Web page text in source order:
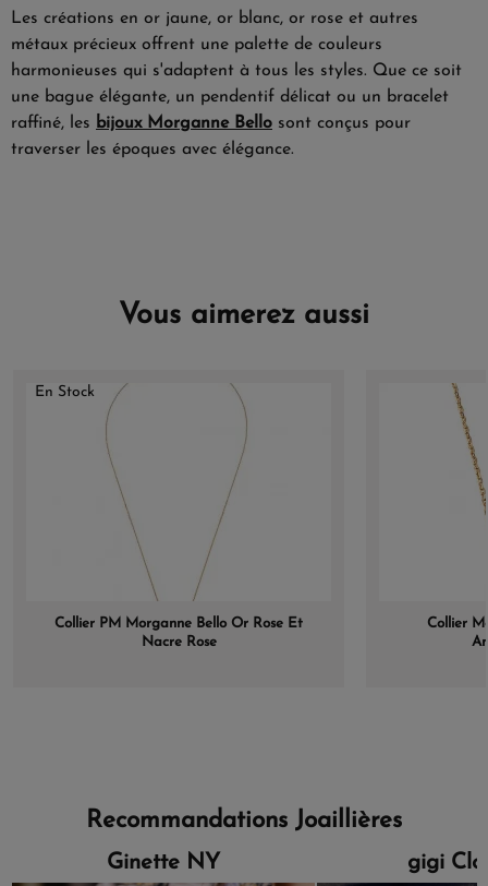
Les créations en or jaune, or blanc, or rose et autres
métaux précieux offrent une palette de couleurs
harmonieuses qui s'adaptent à tous les styles. Que ce soit
une bague élégante, un pendentif délicat ou un bracelet
raffiné, les bijoux Morganne Bello sont conçus pour
traverser les époques avec élégance.
Vous aimerez aussi
En Stock
Collier PM Morganne Bello Or Rose Et
Nacre Rose
Collier
Recommandations Joaillières
Ginette NY gigi